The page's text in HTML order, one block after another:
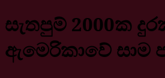
සැතපුම් 2000ක
ඇමෙරිකාවේ සාම